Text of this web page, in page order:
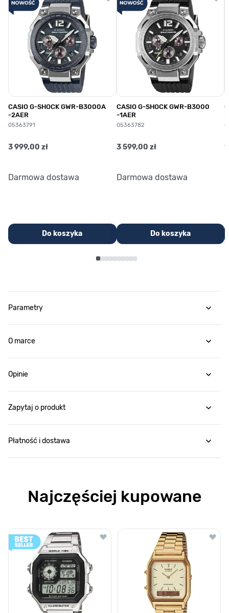
CASIO G-SHOCK GWR-B3000A
-2AER
05363791
3 999,00 zł
Darmowa dostawa
Do koszyka
CASIO G-SHOCK GWR-B3000
-1AER
05363782
3 599,00 zł
Darmowa dostawa
Do koszyka
-
Parametry
O marce
Opinie
Zapytaj o produkt
Płatność i dostawa
Najczęściej kupowane
Poruszanie się po elementach karuzeli jest możliwe za pomocą
Naciśnij, aby pominąć karuzelę
Naciśnij, aby przejść do nawigacji karuzeli